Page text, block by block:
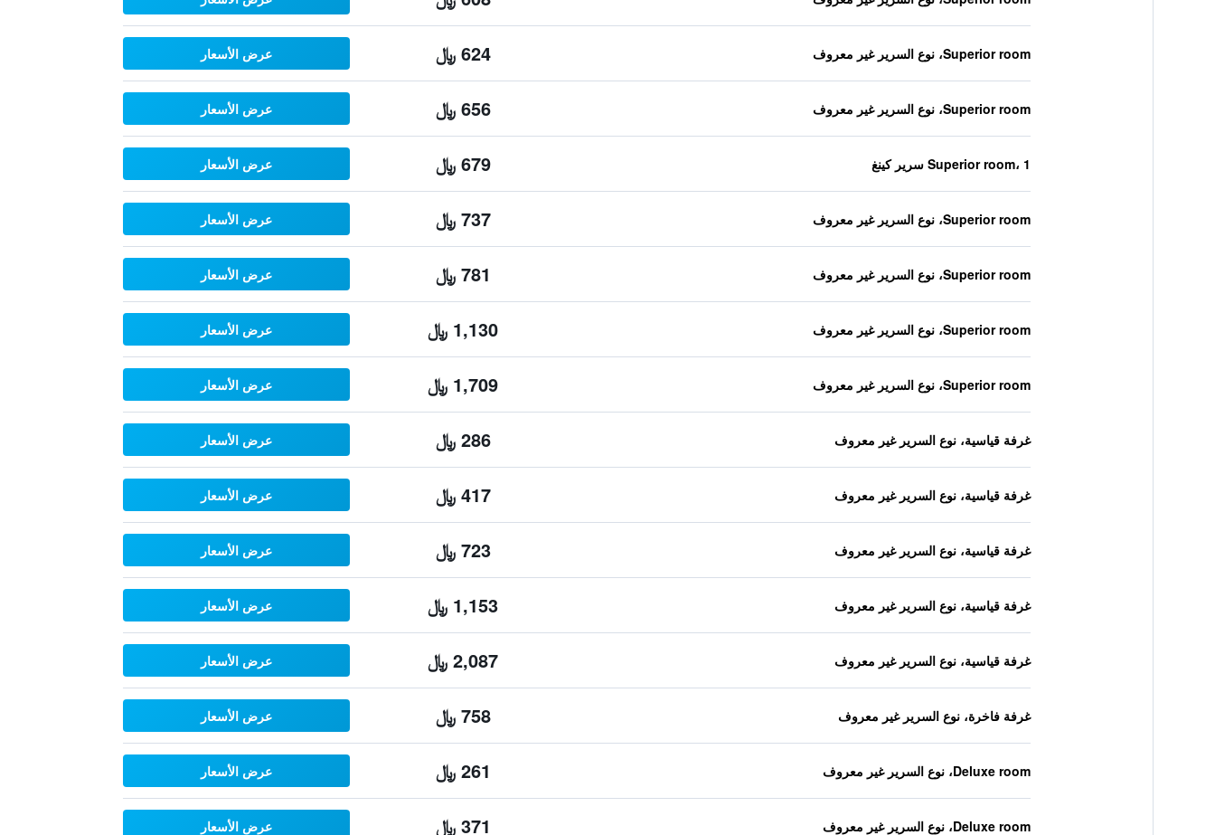
Superior room، نوع السرير غير معروف 624 ﷼ عرض الأسعار
Superior room، نوع السرير غير معروف 656 ﷼ عرض الأسعار
Superior room، 1 سرير كينغ 679 ﷼ عرض الأسعار
Superior room، نوع السرير غير معروف 737 ﷼ عرض الأسعار
Superior room، نوع السرير غير معروف 781 ﷼ عرض الأسعار
Superior room، نوع السرير غير معروف 1,130 ﷼ عرض الأسعار
Superior room، نوع السرير غير معروف 1,709 ﷼ عرض الأسعار
غرفة قياسية، نوع السرير غير معروف 286 ﷼ عرض الأسعار
غرفة قياسية، نوع السرير غير معروف 417 ﷼ عرض الأسعار
غرفة قياسية، نوع السرير غير معروف 723 ﷼ عرض الأسعار
غرفة قياسية، نوع السرير غير معروف 1,153 ﷼ عرض الأسعار
غرفة قياسية، نوع السرير غير معروف 2,087 ﷼ عرض الأسعار
غرفة فاخرة، نوع السرير غير معروف 758 ﷼ عرض الأسعار
Deluxe room، نوع السرير غير معروف 261 ﷼ عرض الأسعار
Deluxe room، نوع السرير غير معروف 371 ﷼ عرض الأسعار